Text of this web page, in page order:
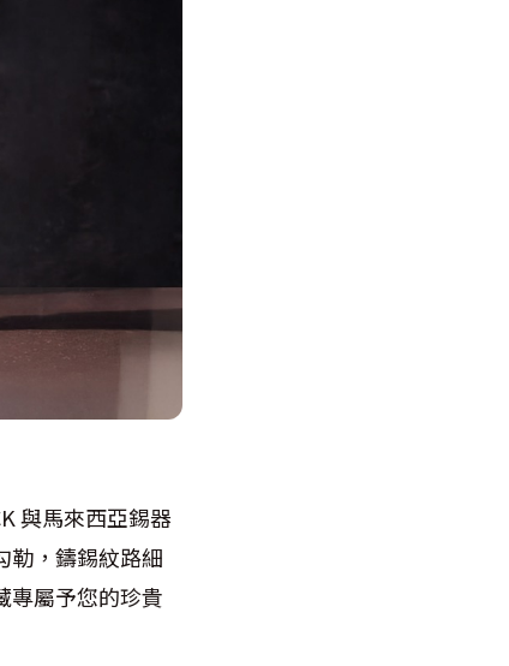
與馬來西亞錫器
勒，鑄錫紋路細
專屬予您的珍貴